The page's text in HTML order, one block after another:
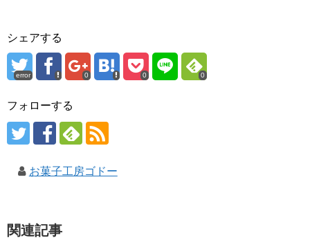
シェアする
error 0 0 0
フォローする
お菓子工房ゴドー
関連記事